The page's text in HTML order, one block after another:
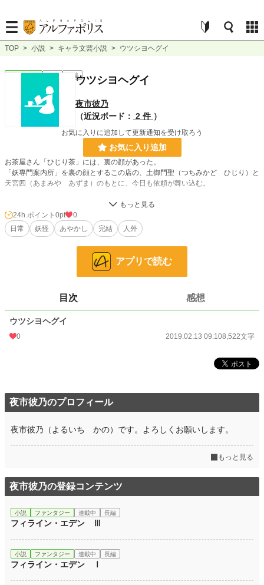
TOP > 小説 > キャラ文芸小説 > ウツシヨヘグイ
キャラ文芸 完結 短編ウツシヨヘグイ
夜市彼乃
（近況ボード： 2 件 ）
お気に入りに追加して更新通知を受け取ろう
お気に入り追加
お茶屋さん「ひじり茶」には、裏の顔があった。
「妖専門案内所」を裏の顔とするこの店の、土御門聖（つちみかど ひじり）と
天宮四（あまみや あずま）のもとに、今日も依頼が舞い込む。
228,808 位 / 228,808 件
キャラ文芸 5,636 位 / 5,636 件
更新日時 2019.02.13 03:06
初回公開日時
月間ポイント 0 pt (228,808 位)
累計ポイント 1,714 pt (173,040 位)
24h.ポイント 0pt
0
日常
妖怪 あやかし 完結 人外
アプリで読む
目次 感想
ウツシヨヘグイ
0 2019.02.13 09:108,522文字
夜市彼乃のプロフィール
夜市彼乃（よるいち かの）です。よろしくお願いします。
もっと見る
夜市彼乃の登録コンテンツ
小説 ファンタジー 連載中 長編
フィライン・エデン Ⅲ
小説 ファンタジー 連載中 長編
フィライン・エデン Ⅰ